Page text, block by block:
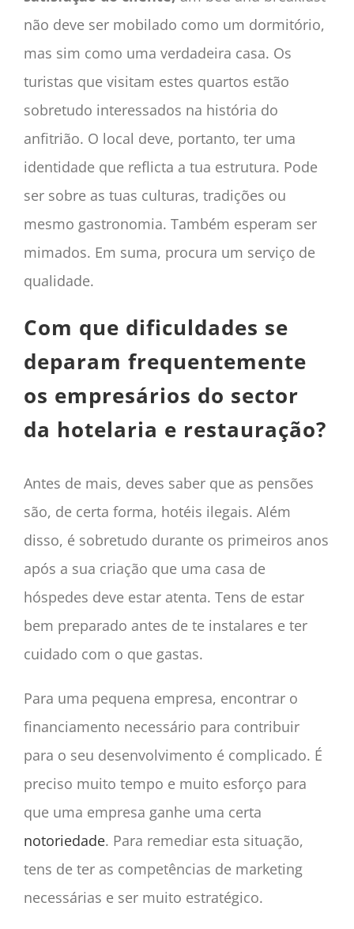
não deve ser mobilado como um dormitório,
mas sim como uma verdadeira casa. Os
turistas que visitam estes quartos estão
sobretudo interessados na história do
anfitrião. O local deve, portanto, ter uma
identidade que reflicta a tua estrutura. Pode
ser sobre as tuas culturas, tradições ou
mesmo gastronomia. Também esperam ser
mimados. Em suma, procura um serviço de
qualidade.
Com que dificuldades se
deparam frequentemente
os empresários do sector
da hotelaria e restauração?
Antes de mais, deves saber que as pensões
são, de certa forma, hotéis ilegais. Além
disso, é sobretudo durante os primeiros anos
após a sua criação que uma casa de
hóspedes deve estar atenta. Tens de estar
bem preparado antes de te instalares e ter
cuidado com o que gastas.
Para uma pequena empresa, encontrar o
financiamento necessário para contribuir
para o seu desenvolvimento é complicado. É
preciso muito tempo e muito esforço para
que uma empresa ganhe uma certa
notoriedade. Para remediar esta situação,
tens de ter as competências de marketing
necessárias e ser muito estratégico.